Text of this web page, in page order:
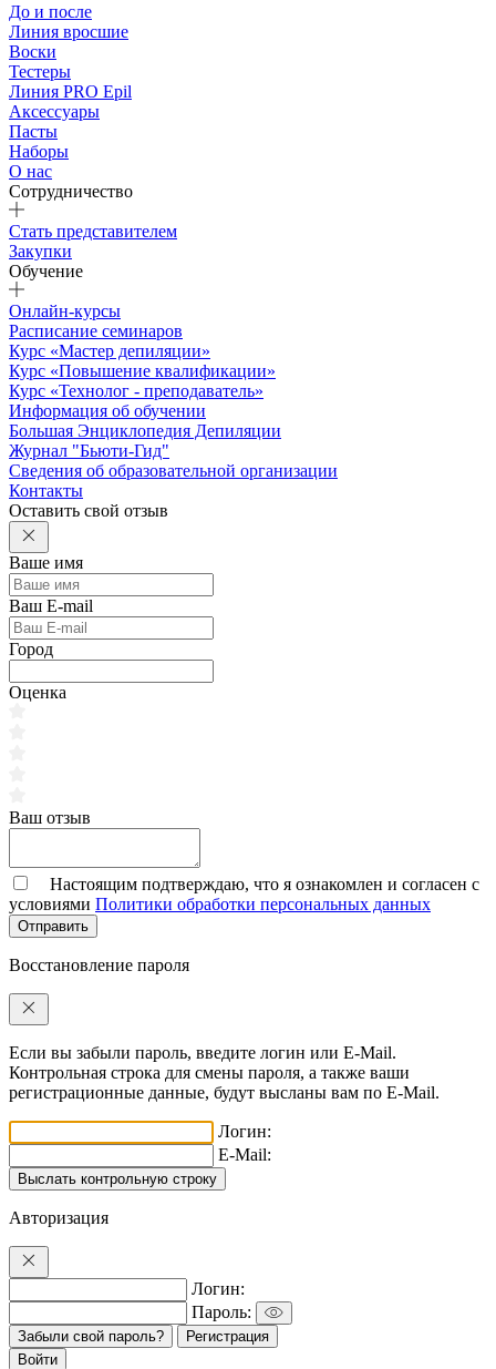
До и после
Линия вросшие
Воски
Тестеры
Линия PRO Epil
Аксессуары
Пасты
Наборы
О нас
Сотрудничество
Стать представителем
Закупки
Обучение
Онлайн-курсы
Расписание семинаров
Курс «Мастер депиляции»
Курс «Повышение квалификации»
Курс «Технолог - преподаватель»
Информация об обучении
Большая Энциклопедия Депиляции
Журнал "Бьюти-Гид"
Сведения об образовательной организации
Контакты
Оставить свой отзыв
Ваше имя
Ваш E-mail
Город
Оценка
Ваш отзыв
Настоящим подтверждаю, что я ознакомлен и согласен с
условиями Политики обработки персональных данных
Отправить
Восстановление пароля
Если вы забыли пароль, введите логин или E-Mail.
Контрольная строка для смены пароля, а также ваши
регистрационные данные, будут высланы вам по E-Mail.
Логин:
E-Mail:
Авторизация
Логин:
Пароль:
Забыли свой пароль? Регистрация